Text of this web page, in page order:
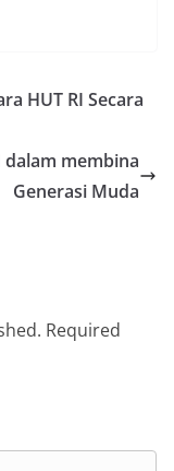
HUT RI Secara
dalam membina
Generasi Muda
Required